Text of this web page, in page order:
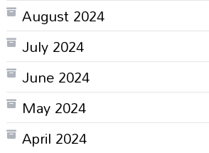
August 2024
July 2024
June 2024
May 2024
April 2024